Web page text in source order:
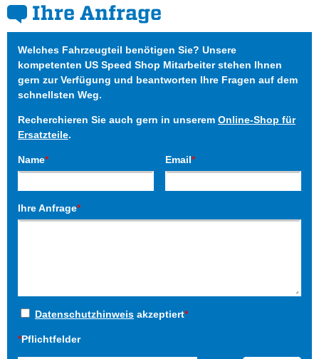
Ihre Anfrage
Welches Fahrzeugteil benötigen Sie? Unsere
kompetenten US Speed Shop Mitarbeiter stehen Ihnen
gern zur Verfügung und beantworten Ihre Fragen auf dem
schnellsten Weg.
Recherchieren Sie auch gern in unserem Online-Shop für
Ersatzteile.
Name* Email*
Ihre Anfrage*
Datenschutzhinweis akzeptiert*
*Pflichtfelder